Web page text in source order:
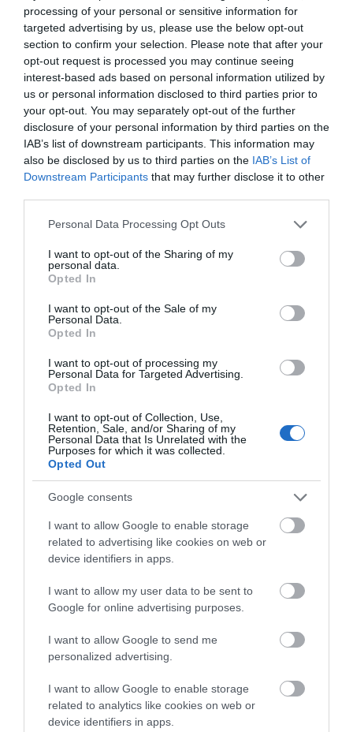
processing of your personal or sensitive information for
targeted advertising by us, please use the below opt-out
section to confirm your selection. Please note that after your
opt-out request is processed you may continue seeing
interest-based ads based on personal information utilized by
us or personal information disclosed to third parties prior to
your opt-out. You may separately opt-out of the further
disclosure of your personal information by third parties on the
IAB’s list of downstream participants. This information may
also be disclosed by us to third parties on the IAB’s List of
Downstream Participants that may further disclose it to other
Please note that this website/app uses one or more Google
not limited to your visit or usage behaviour. You may click to
grant or deny consent to Google and its third-party tags to
use your data for below specified purposes in below Google
consent section.
Personal Data Processing Opt Outs
I want to opt-out of the Sharing of my
personal data.
Opted In
I want to opt-out of the Sale of my
Personal Data.
Opted In
I want to opt-out of processing my
Personal Data for Targeted Advertising.
Opted In
I want to opt-out of Collection, Use,
Retention, Sale, and/or Sharing of my
Personal Data that Is Unrelated with the
Purposes for which it was collected.
Opted Out
Google consents
I want to allow Google to enable storage
related to advertising like cookies on web or
device identifiers in apps.
I want to allow my user data to be sent to
Google for online advertising purposes.
I want to allow Google to send me
personalized advertising.
I want to allow Google to enable storage
related to analytics like cookies on web or
device identifiers in apps.
Τουρισμός για Όλους 2026-2027:
Ποιοι κάνουν αίτηση σήμερα –
Έως 600 ευρώ η επιδότηση
09.08.2026 | 14:40
Έκτακτα μέτρα και απαγορεύσεις
σήμερα στην Εύβοια – Μεγάλη
προσοχή!
09.08.2026 | 14:20
e-ΕΦΚΑ και ΔΥΠΑ: Ποιοι
δικαιούχοι πληρώνονται έως τις
Κατάνυξη στην Εύβοια:
Παράκληση της Παναγίας στη
αναψυκτικά
09.08.2026 | 13:40
Σκύλος ή γάτα; Δείτε πόσα
χρήματα θα χρειαστείτε κάθε
χρόνο
Πανικός σε λιμάνι της Εύβοιας με
37χρονο άνδρα
09.08.2026 | 13:00
Πανσέληνος Αυγούστου 2026: Η
μερική έκλειψη και τα
εντυπωσιακά φαινόμενα στον
09.08.2026 | 12:40
Τέλος στις
καθυστερήσεις για τις
πινακίδες κυκλοφορίας
– Τι αλλάζει με το νέο
ψηφιακό σύστημα
Σκύλος ή γάτα; Δείτε
πόσα χρήματα θα
χρειαστείτε κάθε
χρόνο
2026: Η μερική έκλειψη
και τα εντυπωσιακά
φαινόμενα στον
ουρανό
γιορτάζουν σήμερα,
Ρόδος: Έγραψαν
80χρονη για κράνος!
Πάτρα: Θρήνος για
– Νοσηλευόταν στη